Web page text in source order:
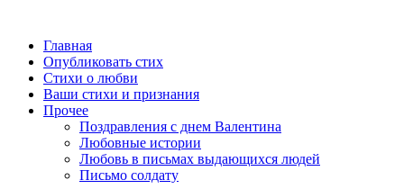
Главная
Опубликовать стих
Стихи о любви
Ваши стихи и признания
Прочее
Поздравления с днем Валентина
Любовные истории
Любовь в письмах выдающихся людей
Письмо солдату